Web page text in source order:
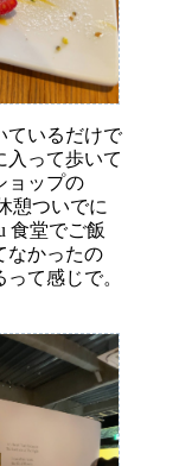
ているだけで
入って歩いて
ョップの
憩ついでに
食堂でご飯
なかったの
て感じで。